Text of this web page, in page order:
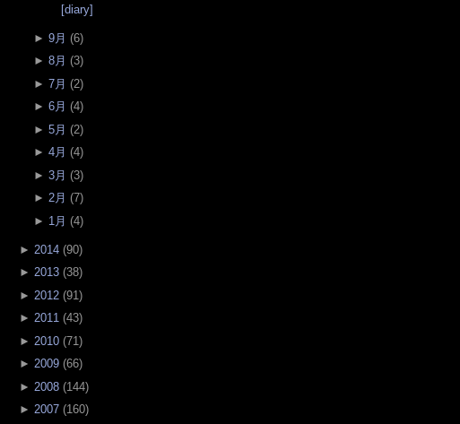
[diary]
► 9月 (6)
► 8月 (3)
► 7月 (2)
► 6月 (4)
► 5月 (2)
► 4月 (4)
► 3月 (3)
► 2月 (7)
► 1月 (4)
► 2014 (90)
► 2013 (38)
► 2012 (91 )
► 2011 (43)
► 2010 (71 )
► 2009 (66)
► 2008 (144)
► 2007 (160)